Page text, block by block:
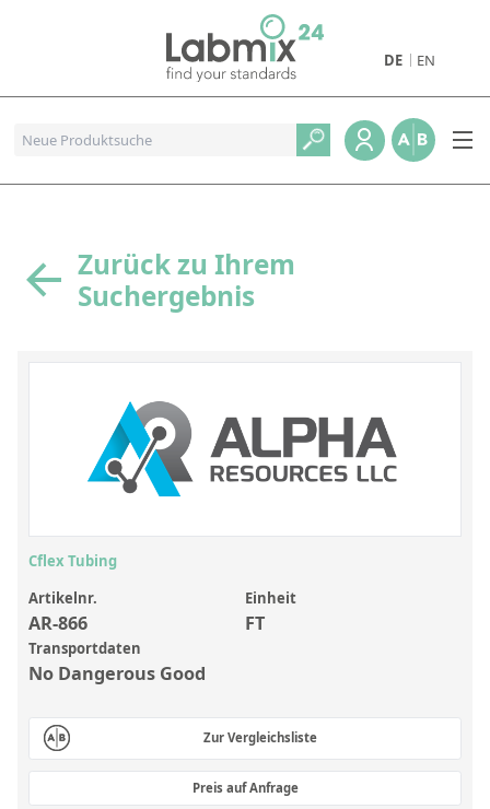
DE EN
Referenzstandards für die Industrie und Geologie
Referenzstandards für die Umweltanalytik
Referenzstandards für physikalische Eigenschaften
Organische Referenzstandards
Anorganische Referenzstandards
Laborbedarf und Verbrauchsmaterialien
Custom-Made
Übersicht: Kundenspezifische Standards
Anorganische wässrige Kundenmischungen
Organische Analyten | Rückstandsanalytik
Zurück zu Ihrem
Suchergebnis
Cflex Tubing
Artikelnr.
AR-866
Einheit
FT
Transportdaten
No Dangerous Good
Zur Vergleichsliste
Preis auf Anfrage